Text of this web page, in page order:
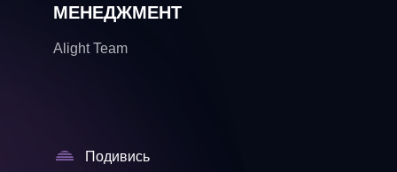
МЕНЕДЖМЕНТ
Alight Team
Подивись